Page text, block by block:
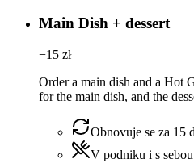
Main Dish + dessert
−15 zł
Order a main dish and a Hot
for the main dish, and the
Obnovuje se za 15
V podniku i s sebou